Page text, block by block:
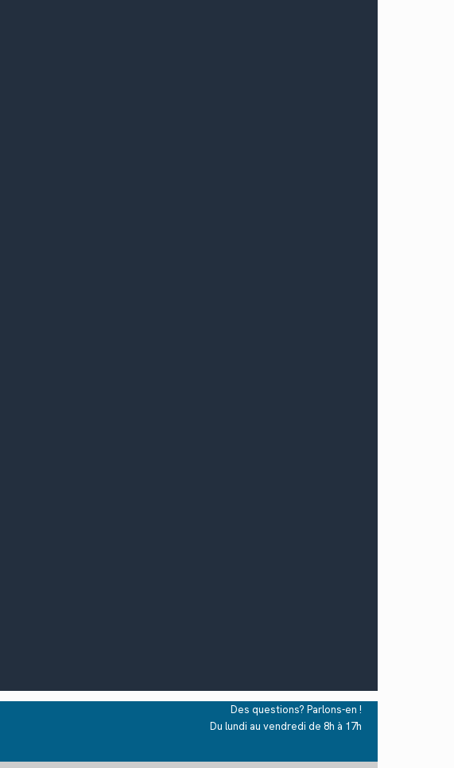
Des questions? Parlons-en !
Du lundi au vendredi de 8h à 17h